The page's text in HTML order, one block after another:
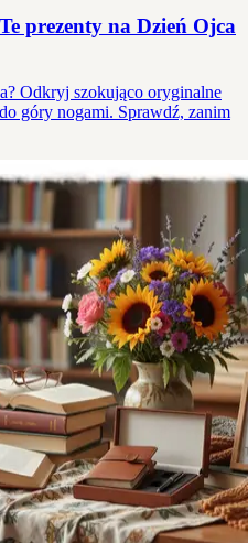
prezenty na Dzień Ojca
Odkryj szokująco oryginalne
góry nogami. Sprawdź, zanim